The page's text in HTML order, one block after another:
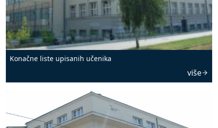
Konačne liste upisanih učenika
više